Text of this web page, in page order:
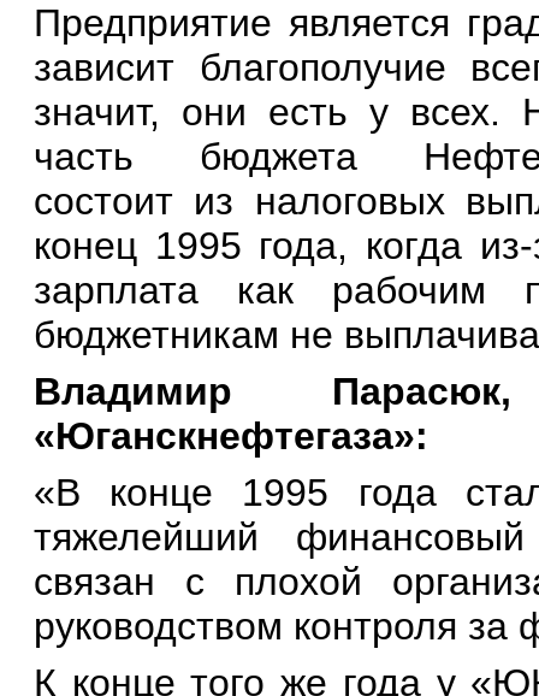
Предприятие является
зависит благополучие
значит, они есть у всех.
часть бюджета
состоит из налоговых
конец 1995 года, когда
зарплата как рабочим
бюджетникам не
Владимир
«Юганскнефтегаза»:
«В конце 1995 года
тяжелейший
связан с плохой
руководством контроля
К конце того же года у